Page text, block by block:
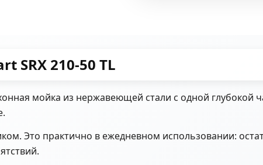
SRX 210-50 TL
мойка из нержавеющей стали с одной глубокой
Это практично в ежедневном использовании: